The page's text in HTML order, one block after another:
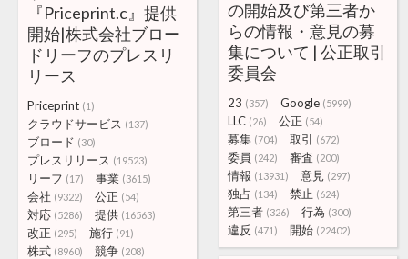
『Priceprint.c』提供
開始|株式会社ブロー
ドリーフのプレスリ
リース
Priceprint (1)
クラウドサービス (137)
ブロード (30)
プレスリリース (19523)
リーフ (17) 事業 (3615)
会社 (9322) 公正 (54)
対応 (5286) 提供 (16563)
改正 (295) 施行 (91)
株式 (8960) 競争 (208)
の開始及び第三者か
らの情報・意見の募
集について | 公正取引
委員会
23 (357) Google (5999)
LLC (26) 公正 (54)
募集 (704) 取引 (672)
委員 (242) 審査 (200)
情報 (13931) 意見 (297)
独占 (134) 禁止 (624)
第三者 (326) 行為 (300)
違反 (471) 開始 (22402)